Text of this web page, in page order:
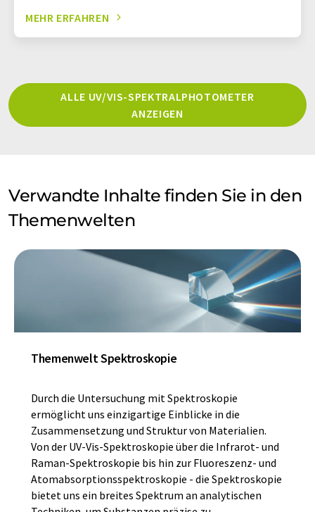
MEHR ERFAHREN
ALLE UV/VIS-SPEKTRALPHOTOMETER
ANZEIGEN
Verwandte Inhalte finden Sie in den
Themenwelten
Themenwelt Spektroskopie
Durch die Untersuchung mit Spektroskopie
ermöglicht uns einzigartige Einblicke in die
Zusammensetzung und Struktur von Materialien.
Von der UV-Vis-Spektroskopie über die Infrarot- und
Raman-Spektroskopie bis hin zur Fluoreszenz- und
Atomabsorptionsspektroskopie - die Spektroskopie
bietet uns ein breites Spektrum an analytischen